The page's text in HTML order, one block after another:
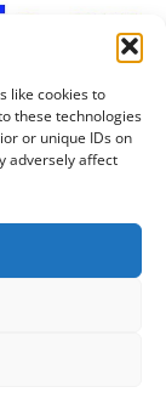
like cookies to
these technologies
or unique IDs on
adversely affect
ΑΠΘ